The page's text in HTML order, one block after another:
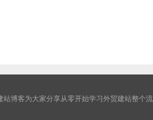
站博客为大家分享从零开始学习外贸建站整个